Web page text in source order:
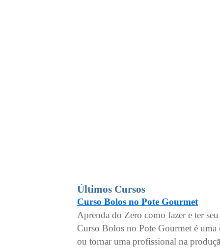
Últimos Cursos
Curso Bolos no Pote Gourmet
Aprenda do Zero como fazer e ter
Curso Bolos no Pote Gourmet é uma
ou tornar uma profissional na